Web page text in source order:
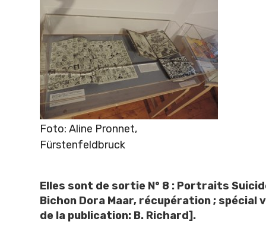
Foto: Aline Pronnet,
Fürstenfeldbruck
Elles sont de sortie N° 8 : Portraits
Bichon Dora Maar, récupération ;
de la publication: B. Richard].